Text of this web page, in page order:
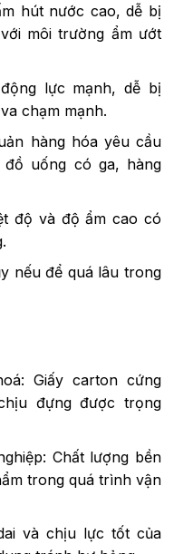
hút nước cao, dễ bị
môi trường ẩm ướt
lực mạnh, dễ bị
chạm mạnh.
hàng hóa yêu cầu
uống có ga, hàng
độ và độ ẩm cao có
nếu để quá lâu trong
Giấy carton cứng
đựng được trọng
Chất lượng bền
trong quá trình vận
và chịu lực tốt của